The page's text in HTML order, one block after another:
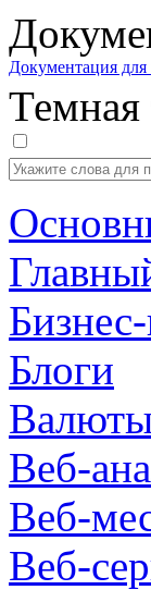
Документация для
Темная
Блоги
Веб-
Веб-
Веб-